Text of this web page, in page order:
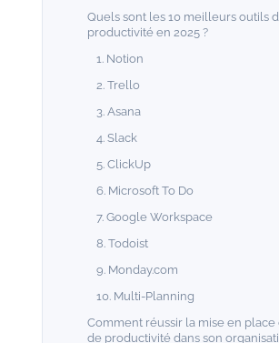
Quels sont les 10 meilleurs outils
productivité en 2025 ?
1. Notion
2. Trello
3. Asana
4. Slack
5. ClickUp
6. Microsoft To Do
7. Google Workspace
8. Todoist
9. Monday.com
10. Multi-Planning
Comment réussir la mise en place
de productivité dans son